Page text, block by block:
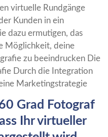
virtuelle Rundgänge
Kunden in ein
dazu ermutigen, das
Möglichkeit, deine
zu beeindrucken Die
Durch die Integration
Marketingstrategie
Grad Fotograf
Ihr virtueller